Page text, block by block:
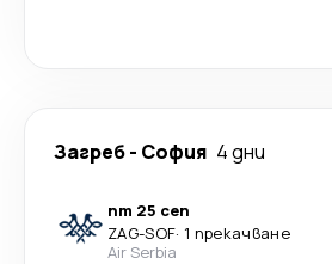
Загреб- София 4 дни
пт 25 сеп
ZAG-SOF· 1 прекачване
Air Serbia